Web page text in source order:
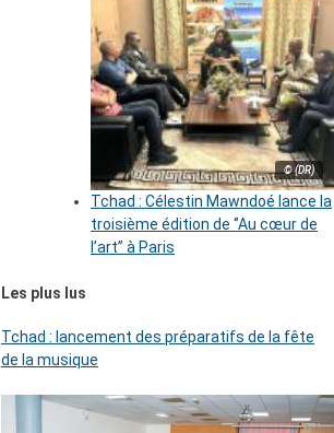
© (DR)
Tchad : Célestin Mawndoé lance la
troisième édition de ‘’Au cœur de
l’art’’ à Paris
Les plus lus
Tchad : lancement des préparatifs de la fête
de la musique